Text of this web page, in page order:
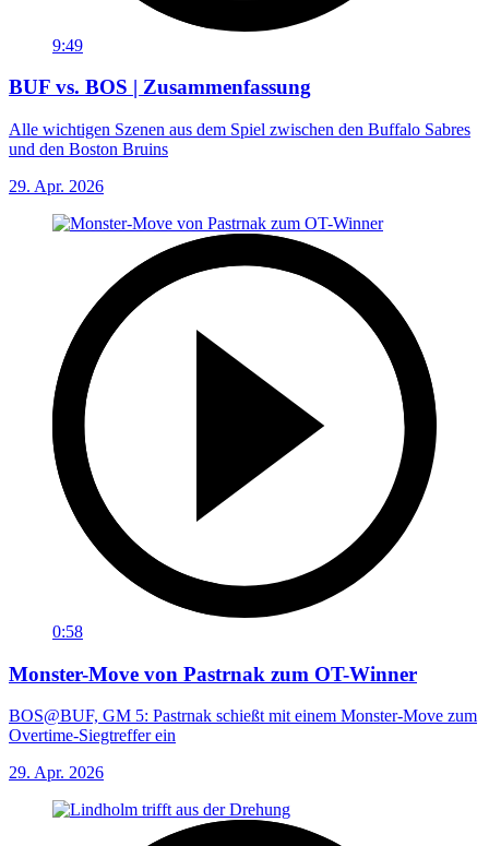
9:49
BUF vs. BOS | Zusammenfassung
Alle wichtigen Szenen aus dem Spiel zwischen den Buffalo Sabres
und den Boston Bruins
29. Apr. 2026
0:58
Monster-Move von Pastrnak zum OT-Winner
BOS@BUF, GM 5: Pastrnak schießt mit einem Monster-Move zum
Overtime-Siegtreffer ein
29. Apr. 2026